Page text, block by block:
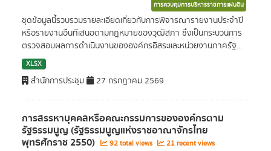
การควบคุมการบริหารราชการแผ่นดิน
ชุดข้อมูลนี้รวบรวมรายละเอียดเกี่ยวกับการพิจารณารายงานประจำปี
หรือรายงานอื่นที่เสนอตามกฎหมายของวุฒิสภา ซึ่งเป็นกระบวนการ
ตรวจสอบผลการดำเนินงานขององค์กรอิสระและหน่วยงานภาครัฐ...
XLSX
สำนักการประชุม 27 กรกฎาคม 2569
การสรรหาบุคคลหรือคณะกรรมการขององค์กรตาม
รัฐธรรมนูญ (รัฐธรรมนูญแห่งราชอาณาจักรไทย
พุทธศักราช 2550) 92 total views 21 recent views